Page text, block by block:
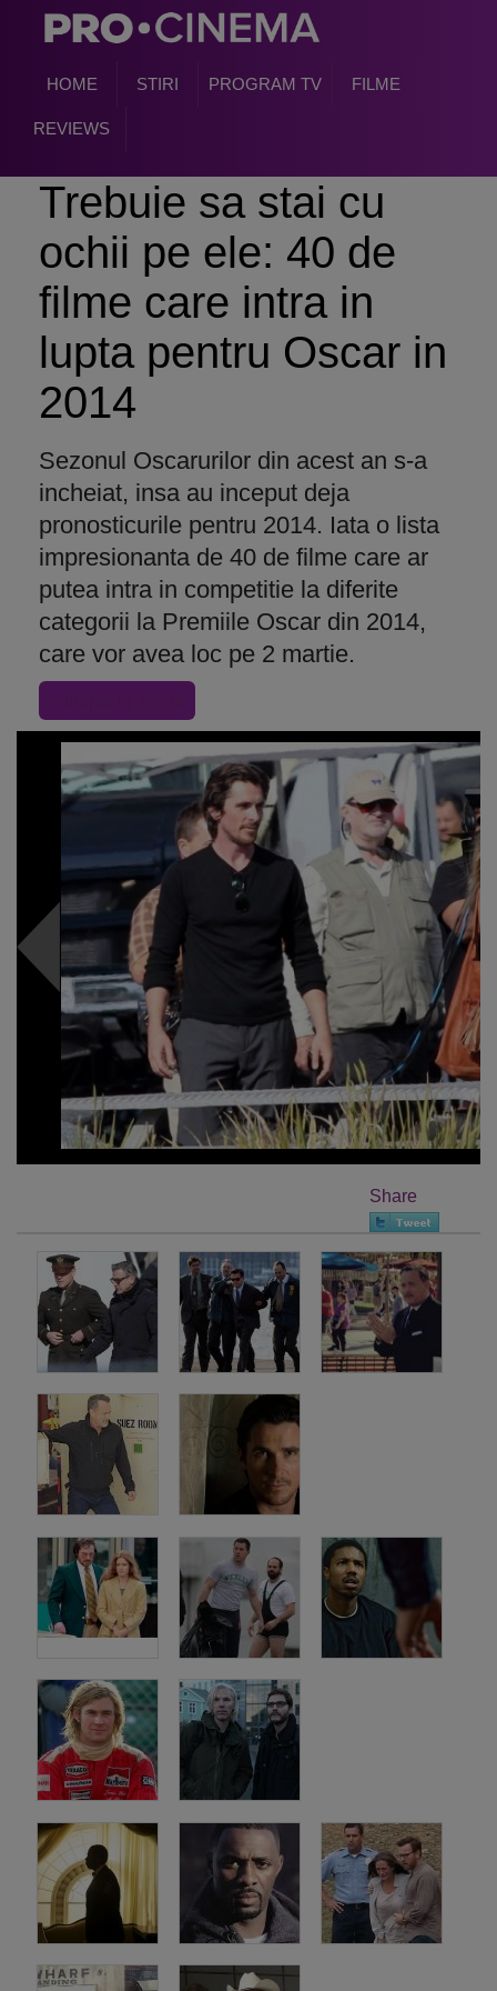
HOME STIRI PROGRAM TV FILME
REVIEWS
Trebuie sa stai cu
ochii pe ele: 40 de
filme care intra in
lupta pentru Oscar in
2014
Sezonul Oscarurilor din acest an s-a
incheiat, insa au inceput deja
pronosticurile pentru 2014. Iata o lista
impresionanta de 40 de filme care ar
putea intra in competitie la diferite
categorii la Premiile Oscar din 2014,
care vor avea loc pe 2 martie.
Share